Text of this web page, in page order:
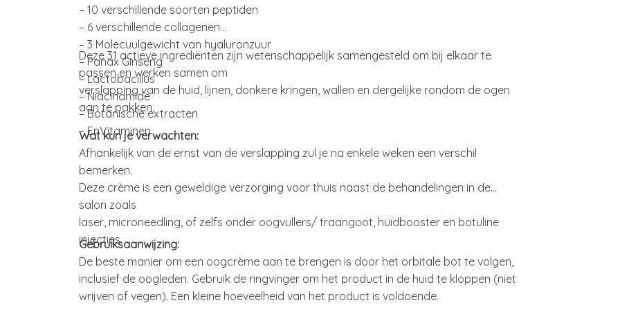
– 10 verschillende soorten peptiden
– 6 verschillende collagenen
– 3 Molecuulgewicht van hyaluronzuur
– Panax Ginseng
– Lactobacillus
– Niacinamide
– Botanische extracten
– EnVitaminen
Deze 31 actieve ingrediënten zijn wetenschappelijk samengesteld om bij elkaar te
passen en werken samen om
verslapping van de huid, lijnen, donkere kringen, wallen en dergelijke rondom de ogen
aan te pakken.
Wat kun je verwachten:
Afhankelijk van de ernst van de verslapping zul je na enkele weken een verschil
bemerken.
Deze crème is een geweldige verzorging voor thuis naast de behandelingen in de
salon zoals
laser, microneedling, of zelfs onder oogvullers/ traangoot, huidbooster en botuline
injecties.
Gebruiksaanwijzing:
De beste manier om een ​​oogcrème aan te brengen is door het orbitale bot te volgen,
inclusief de oogleden. Gebruik de ringvinger om het product in de huid te kloppen (niet
wrijven of vegen). Een kleine hoeveelheid van het product is voldoende.